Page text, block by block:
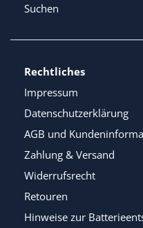
Suchen
Rechtliches
Impressum
Datenschutzerklärung
AGB und
Zahlung & Versand
Widerrufsrecht
Retouren
Hinweise zur